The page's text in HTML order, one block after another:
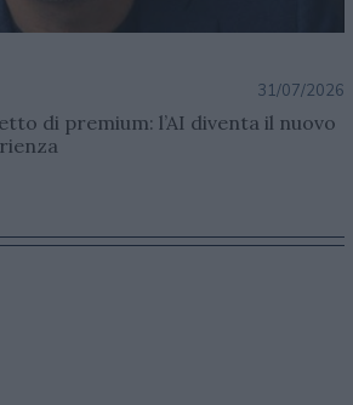
31/07/2026
di premium: l’AI diventa il nuovo